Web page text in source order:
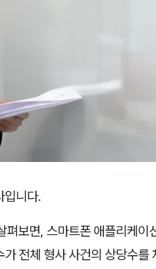
입니다.
보면, 스마트폰 애플리케이
전체 형사 사건의 상당수를